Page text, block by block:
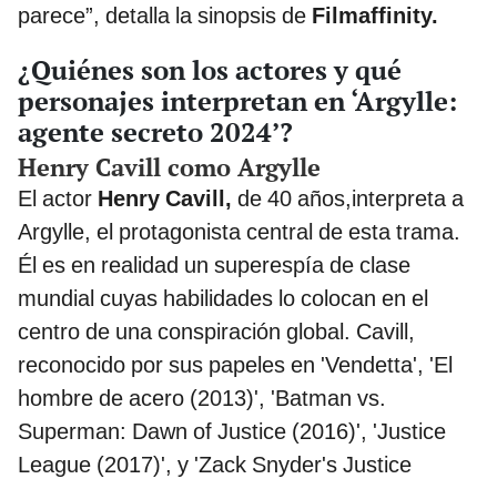
parece”, detalla la sinopsis de Filmaffinity.
¿Quiénes son los actores y qué
personajes interpretan en ‘Argylle:
agente secreto 2024’?
Henry Cavill como Argylle
El actor Henry Cavill, de 40 años,interpreta a
Argylle, el protagonista central de esta trama.
Él es en realidad un superespía de clase
mundial cuyas habilidades lo colocan en el
centro de una conspiración global. Cavill,
reconocido por sus papeles en 'Vendetta', 'El
hombre de acero (2013)', 'Batman vs.
Superman: Dawn of Justice (2016)', 'Justice
League (2017)', y 'Zack Snyder's Justice